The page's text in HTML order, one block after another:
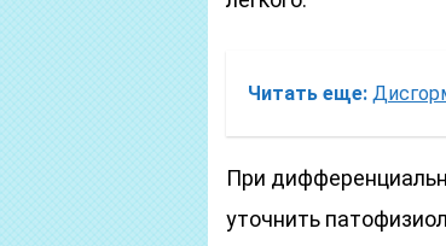
Читать еще:
При
уточнить